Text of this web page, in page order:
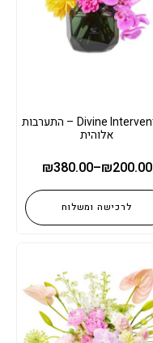
Divine Intervention – התערבות
אלוהית
₪200.00
–
₪380.00
לרכישה ומשלוח